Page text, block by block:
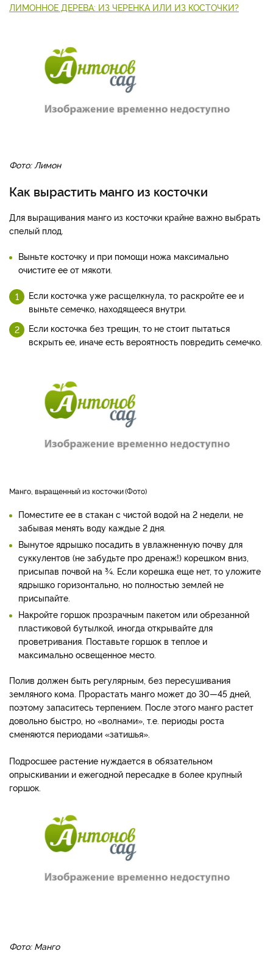
ЛИМОННОЕ ДЕРЕВА: ИЗ ЧЕРЕНКА ИЛИ ИЗ КОСТОЧКИ?
Фото: Лимон
Как вырастить манго из косточки
Для выращивания манго из косточки крайне важно выбрать
спелый плод.
Выньте косточку и при помощи ножа максимально
очистите ее от мякоти.
Если косточка уже расщелкнула, то раскройте ее и
выньте семечко, находящееся внутри.
Если косточка без трещин, то не стоит пытаться
вскрыть ее, иначе есть вероятность повредить семечко.
манго, выращенный из косточки Фото
Поместите ее в стакан с чистой водой на 2 недели, не
забывая менять воду каждые 2 дня.
Вынутое ядрышко посадить в увлажненную почву для
суккулентов (не забудьте про дренаж!) корешком вниз,
присыпав почвой на ¾. Если корешка еще нет, то уложите
ядрышко горизонтально, но полностью землей не
присыпайте.
Накройте горшок прозрачным пакетом или обрезанной
пластиковой бутылкой, иногда открывайте для
проветривания. Поставьте горшок в теплое и
максимально освещенное место.
Полив должен быть регулярным, без пересушивания
земляного кома. Прорастать манго может до 30—45 дней,
поэтому запаситесь терпением. После этого манго растет
довольно быстро, но «волнами», т.е. периоды роста
сменяются периодами «затишья».
Подросшее растение нуждается в обязательном
опрыскивании и ежегодной пересадке в более крупный
горшок.
Фото: Манго